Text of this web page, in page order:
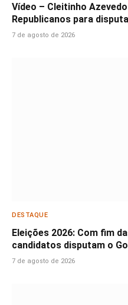
Vídeo – Cleitinho
Republicanos para
7 de agosto de 2026
DESTAQUE
Eleições 2026: Com fim
candidatos disputam o
7 de agosto de 2026